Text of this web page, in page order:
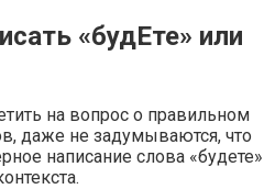
«будЕте» или
на вопрос о правильном
даже не задумываются, что
написание слова «будете»